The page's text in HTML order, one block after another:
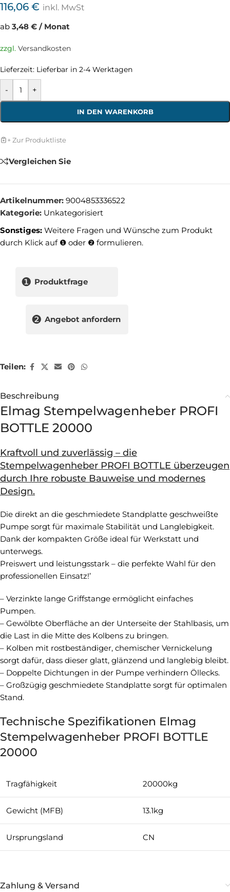
116,06 € inkl. MwSt
ab 3,48 € / Monat
zzgl. Versandkosten
Lieferzeit: Lieferbar in 2-4 Werktagen
- +
IN DEN WARENKORB
+ Zur Produktliste
Vergleichen Sie
Artikelnummer: 9004853336522
Kategorie: Unkategorisiert
Sonstiges: Weitere Fragen und Wünsche zum Produkt
durch Klick auf ❶ oder ❷ formulieren.
❶ Produktfrage
❷ Angebot anfordern
Teilen:
Beschreibung
Elmag Stempelwagenheber PROFI
BOTTLE 20000
Kraftvoll und zuverlässig – die
Stempelwagenheber PROFI BOTTLE überzeugen
durch Ihre robuste Bauweise und modernes
Design.
Die direkt an die geschmiedete Standplatte geschweißte
Pumpe sorgt für maximale Stabilität und Langlebigkeit.
Dank der kompakten Größe ideal für Werkstatt und
unterwegs.
Preiswert und leistungsstark – die perfekte Wahl für den
professionellen Einsatz!’
– Verzinkte lange Griffstange ermöglicht einfaches
Pumpen.
– Gewölbte Oberfläche an der Unterseite der Stahlbasis, um
die Last in die Mitte des Kolbens zu bringen.
– Kolben mit rostbeständiger, chemischer Vernickelung
sorgt dafür, dass dieser glatt, glänzend und langlebig bleibt.
– Doppelte Dichtungen in der Pumpe verhindern Öllecks.
– Großzügig geschmiedete Standplatte sorgt für optimalen
Stand.
Technische Spezifikationen Elmag
Stempelwagenheber PROFI BOTTLE
20000
Tragfähigkeit 20000kg
Gewicht (MFB) 13.1kg
Ursprungsland CN
Zahlung & Versand